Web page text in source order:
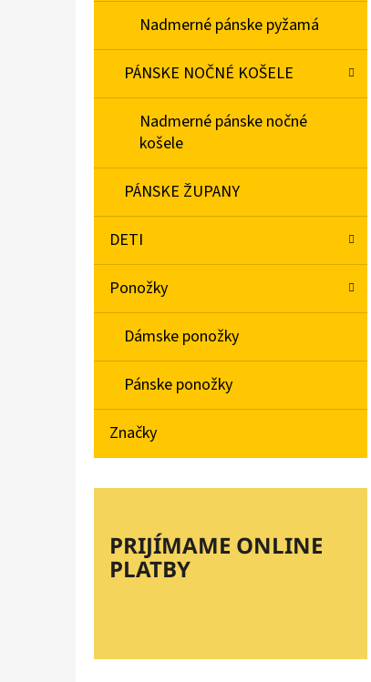
Nadmerné pánske pyžamá
PÁNSKE NOČNÉ KOŠELE
Nadmerné pánske nočné
košele
PÁNSKE ŽUPANY
DETI
Ponožky
Dámske ponožky
Pánske ponožky
Značky
PRIJÍMAME ONLINE
PLATBY